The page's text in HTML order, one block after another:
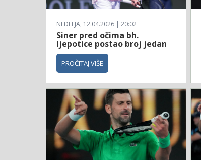
NEDELJA, 12.04.2026 | 20:02
Siner pred očima bh.
ljepotice postao broj jedan
PROČITAJ VIŠE